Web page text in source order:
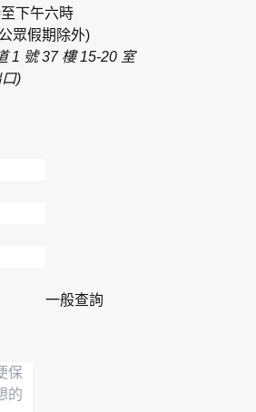
下午六時
眾假期除外)
1 號 37 樓 15-20 室
)
一般查詢